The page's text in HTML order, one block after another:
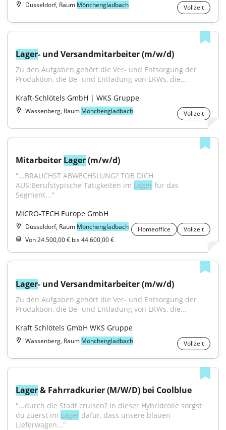
Düsseldorf, Raum Mönchengladbach Vollzeit
Lager- und Versandmitarbeiter (m/w/d)
Zu den Aufgaben gehört die Ver- und Entsorgung der
Produktion, die Be- und Entladung von LKWs, die...
Kraft-Schlötels GmbH | WKS Gruppe
Wassenberg, Raum Mönchengladbach Vollzeit
Mitarbeiter Lager (m/w/d)
"...BRAUCHST ABWECHSLUNG? TOB DICH
AUS:Berufstypische Tätigkeiten im Lager für das
Segment..."
MICRO-TECH Europe GmbH
Düsseldorf, Raum Mönchengladbach Homeoffice
Vollzeit
Von 24.500,00 € bis 44.600,00 €
Lager- und Versandmitarbeiter (m/w/d)
Zu den Aufgaben gehört die Ver- und Entsorgung der
Produktion, die Be- und Entladung von LKWs, die...
Kraft Schlötels GmbH WKS Gruppe
Wassenberg, Raum Mönchengladbach Vollzeit
Lager & Fahrradkurier (M/W/D) bei Coolblue
"...durch die Stadt cruisen? In dieser Hybridrolle sorgst
du zuerst im Lager dafür, dass unsere blauen
Lieferwagen..."